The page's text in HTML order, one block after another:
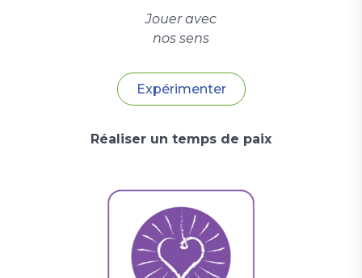
Jouer avec
nos sens
Expérimenter
Réaliser un temps de paix